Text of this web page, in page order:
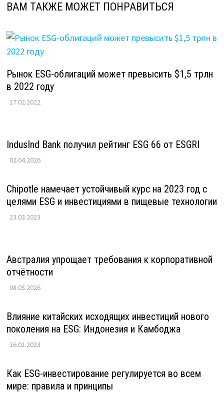
ВАМ ТАКЖЕ МОЖЕТ ПОНРАВИТЬСЯ
Рынок ESG-облигаций может превысить $1,5 трлн
в 2022 году
17.02.2022
IndusInd Bank получил рейтинг ESG 66 от ESGRI
02.04.2026
Chipotle намечает устойчивый курс на 2023 год с
целями ESG и инвестициями в пищевые технологии
23.03.2023
Австралия упрощает требования к корпоративной
отчётности
08.05.2026
Влияние китайских исходящих инвестиций нового
поколения на ESG: Индонезия и Камбоджа
16.01.2023
Как ESG-инвестирование регулируется во всем
мире: правила и принципы